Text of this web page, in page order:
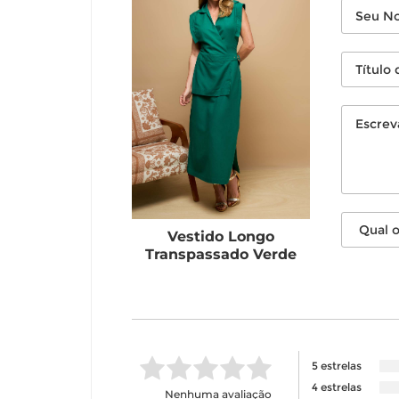
Vestido Longo
Transpassado Verde
Nenhuma avaliação
5 estrelas
4 estrelas